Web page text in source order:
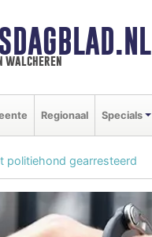
walcheren
Regionaal Specials
politiehond gearresteerd